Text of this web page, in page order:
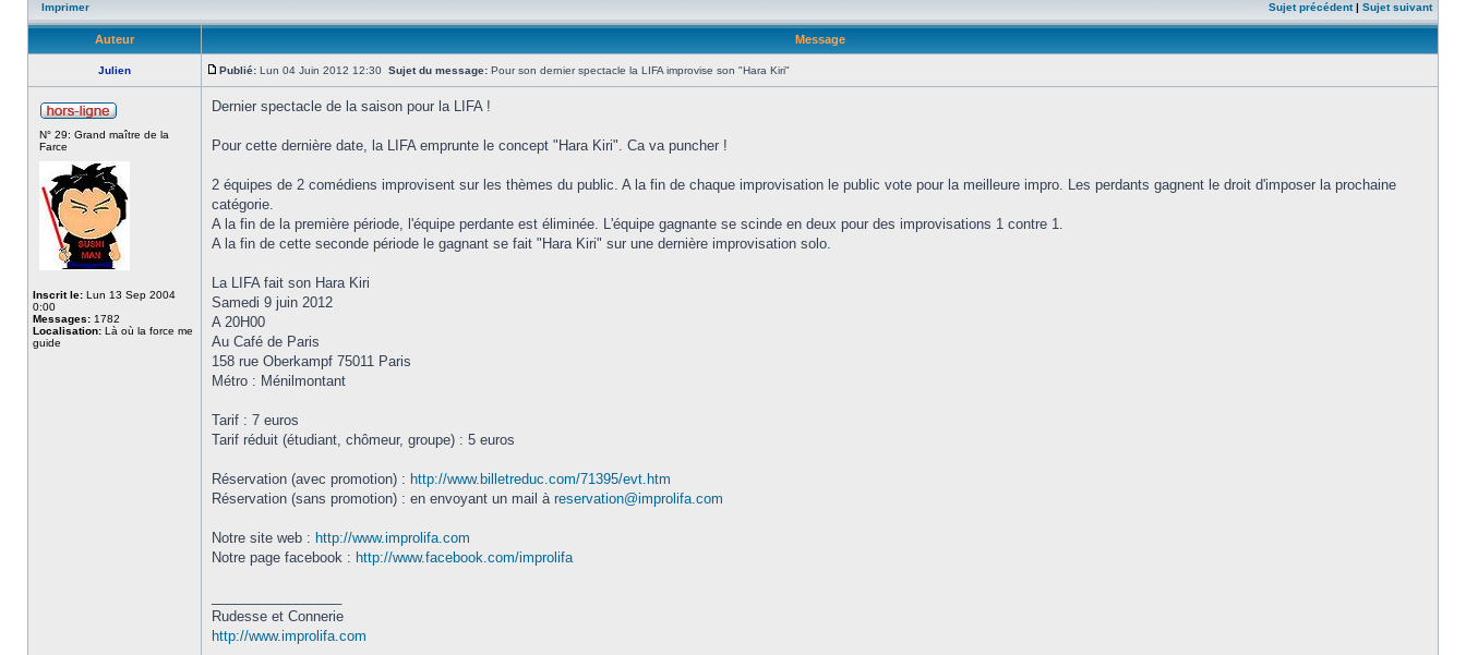
Imprimer Sujet précédent| Sujet suivant
Auteur Message
Julien Publié: Lun 04 Juin 2012 12:30 Sujet du message: Pour son dernier spectacle la LIFA improvise son "Hara Kiri"
N° 29: Grand maître de la
Farce
Inscrit le: Lun 13 Sep 2004
0:00
Messages: 1782
Localisation: Là où la force me
guide
Dernier spectacle de la saison pour la LIFA !
Pour cette dernière date, la LIFA emprunte le concept "Hara Kiri". Ca va puncher !
2 équipes de 2 comédiens improvisent sur les thèmes du public. A la fin de chaque improvisation le public vote pour la meilleure impro. Les perdants gagnent le droit d'imposer la prochaine
catégorie.
A la fin de la première période, l'équipe perdante est éliminée. L'équipe gagnante se scinde en deux pour des improvisations 1 contre 1.
A la fin de cette seconde période le gagnant se fait "Hara Kiri" sur une dernière improvisation solo.
La LIFA fait son Hara Kiri
Samedi 9 juin 2012
A 20H00
Au Café de Paris
158 rue Oberkampf 75011 Paris
Métro : Ménilmontant
Tarif : 7 euros
Tarif réduit (étudiant, chômeur, groupe) : 5 euros
Réservation (avec promotion) : http://www.billetreduc.com/71395/evt.htm
Réservation (sans promotion) : en envoyant un mail à reservation@improlifa.com
Notre site web : http://www.improlifa.com
Notre page facebook : http://www.facebook.com/improlifa
Rudesse et Connerie
http://www.improlifa.com